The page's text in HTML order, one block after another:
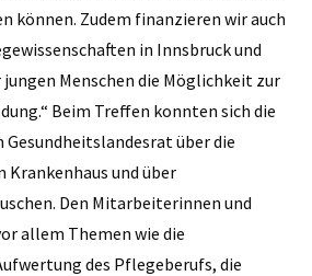
können. Zudem finanzieren wir auch
in Innsbruck und
Menschen die Möglichkeit zur
Beim Treffen konnten sich die
Gesundheitslandesrat über die
und über
Den Mitarbeiterinnen und
allem Themen wie die
des Pflegeberufs, die